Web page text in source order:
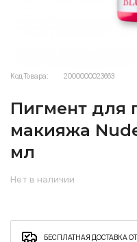
Код Товара: 2000000023663
Пигмент для
макияжа
мл
Нет в наличии
БЕСПЛАТНАЯ ДОСТАВКА ОТ